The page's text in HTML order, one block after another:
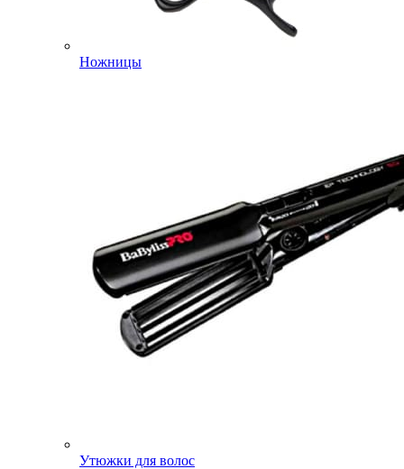
Ножницы
Утюжки для волос